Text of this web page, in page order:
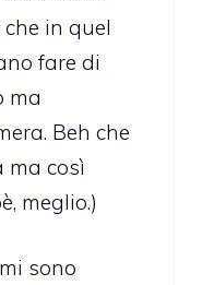
in quel
fare di
ma
Beh che
ma così
meglio.)
sono